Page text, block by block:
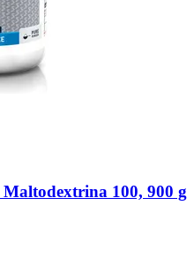
Maltodextrina 100, 900 g